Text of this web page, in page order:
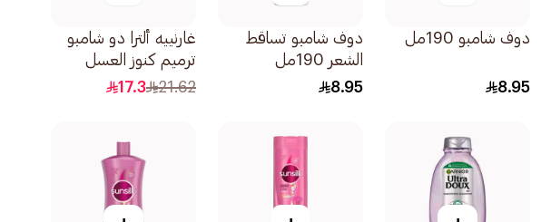
دوف شامبو 190مل
8.95
دوف شامبو تساقط
الشعر 190مل
8.95
غارنييه ألترا دو شامبو
ترميم كنوز العسل
400مل
21.62
17.3